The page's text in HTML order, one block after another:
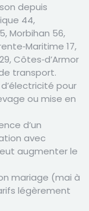
depuis
44,
Morbihan 56,
17,
Côtes‑d’Armor
transport.
pour
ou mise en
d’un
avec
augmenter le
mariage (mai à
légèrement